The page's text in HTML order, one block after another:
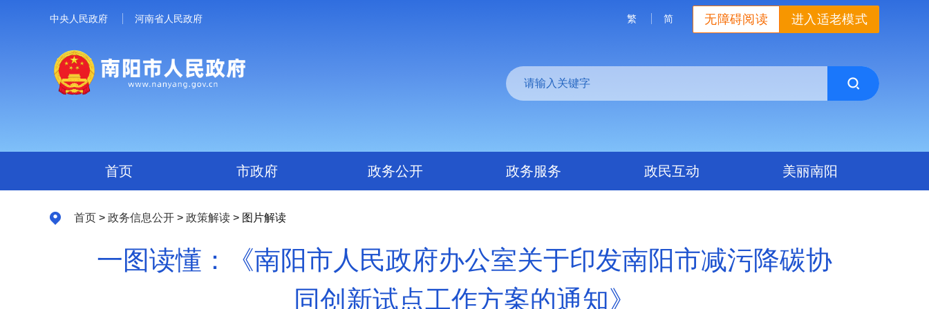
中央人民政府 河南省人民政府 进入适老模式
无障碍阅读
繁 简
首页 市政府 政务公开 政务服务 政民互动 美丽南阳
首页 > 政务信息公开 > 政策解读 > 图片解读
一图读懂：《南阳市人民政府办公室关于印发南阳市减污降碳协
同创新试点工作方案的通知》